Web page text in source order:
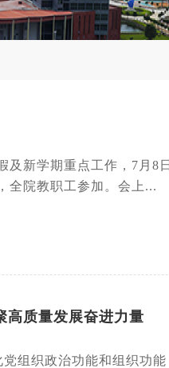
新学期重点工作，7月8
全院教职工参加。会上...
高质量发展奋进力量
组织政治功能和组织功